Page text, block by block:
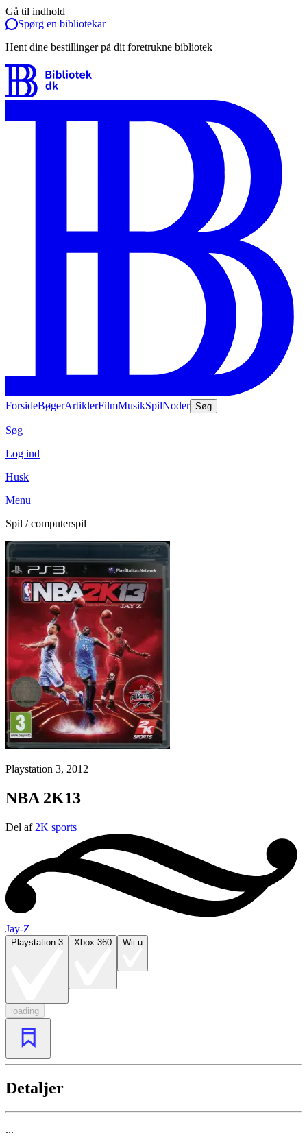
Gå til indhold
Spørg en bibliotekar
Hent dine bestillinger på dit foretrukne bibliotek
ForsideBøgerArtiklerFilmMusikSpilNoder Søg
Søg
Log ind
Husk
Menu
Spil / computerspil
Playstation 3, 2012
NBA 2K13
Del af 2K sports
Jay-Z
Playstation 3 Xbox 360 Wii u
loading
Detaljer
...